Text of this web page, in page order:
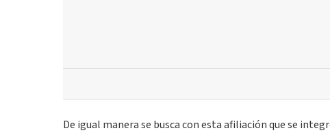
De igual manera se busca con esta afiliación que se